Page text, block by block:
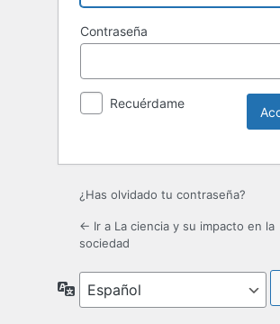
Contraseña
Recuérdame
¿Has olvidado tu contraseña?
← Ir a La ciencia y su impacto en la
sociedad
Idioma